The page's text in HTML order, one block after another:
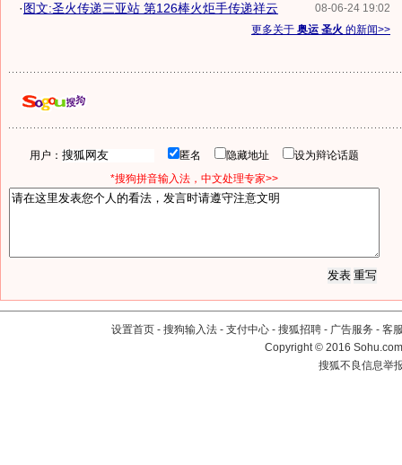
08-06-24 19:02
·图文:圣火传递三亚站 第126棒火炬手传递祥云
更多关于 奥运 圣火 的新闻>>
用户： 匿名 隐藏地址
设为辩论话题
*搜狗拼音输入法，中文处理专家>>
设置首页 - 搜狗输入法 - 支付中心 - 搜狐招聘 - 广告服务 - 客
Copyright©2016
搜狐不良信息举